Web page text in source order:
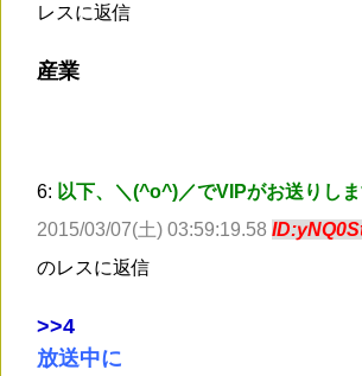
レスに返信
産業
6: 以下、＼(^o^)／でVIPがお送りし
2015/03/07(土) 03:59:19.58
のレスに返信
>>4
放送中に